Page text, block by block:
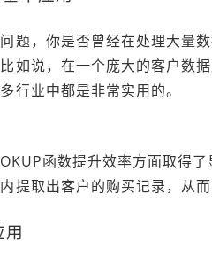
题，你是否曾经在处理大量
如说，在一个庞大的客户数
行业中都是非常实用的。
函数提升效率方面取得
提取出客户的购买记录，从